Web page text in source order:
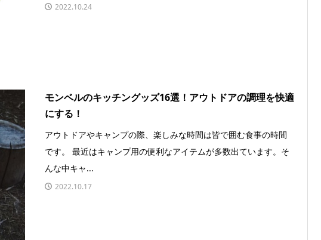
2022.10.24
モンベルのキッチングッズ16選！アウトドアの調理を快適
にする！
アウトドアやキャンプの際、楽しみな時間は皆で囲む食事の時間
です。 最近はキャンプ用の便利なアイテムが多数出ています。そ
んな中キャ...
2022.10.17